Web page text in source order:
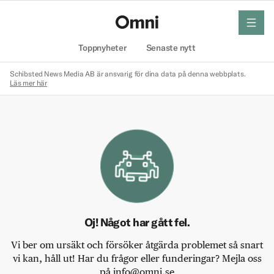
Toppnyheter Senaste nytt
meny
Schibsted News Media AB är ansvarig för dina data på denna webbplats.
Läs mer här
Oj! Något har gått fel.
Vi ber om ursäkt och försöker åtgärda problemet så snart
vi kan, håll ut! Har du frågor eller funderingar? Mejla oss